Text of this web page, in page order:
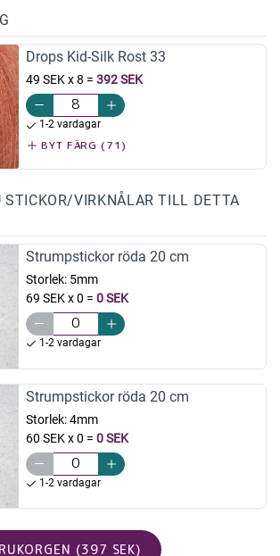
Drops Kid-Silk Rost 33
49 SEK x 8 = 392 SEK
1-2 vardagar
BYT FÄRG (71)
STICKOR/VIRKNÅLAR TILL DETTA
Strumpstickor röda 20 cm
Storlek: 5mm
69 SEK x 0 = 0 SEK
1-2 vardagar
Strumpstickor röda 20 cm
Storlek:4mm
60 SEK x 0 = 0 SEK
1-2 vardagar
(397 SEK)